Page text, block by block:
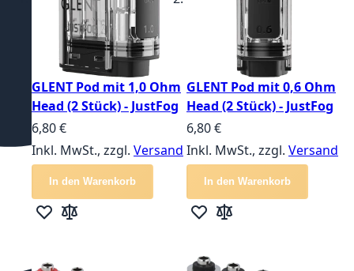
GLENT Pod mit 1,0 Ohm
Head (2 Stück) - JustFog
6,80 €
Inkl. MwSt., zzgl. Versand
In den Warenkorb
Zur Wunschliste hinzufügen
Zur Vergleichsliste hinzufügen
GLENT Pod mit 0,6 Ohm
Head (2 Stück) - JustFog
6,80 €
Inkl. MwSt., zzgl. Versand
In den Warenkorb
Zur Wunschliste hinzufügen
Zur Vergleichsliste